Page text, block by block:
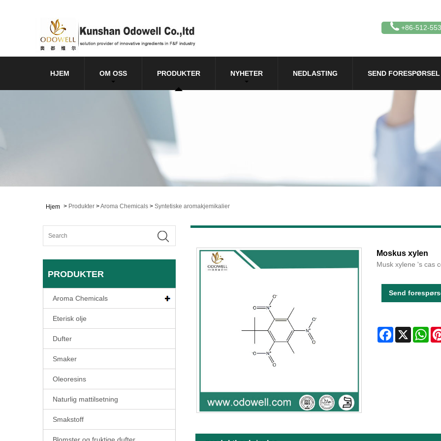
+86-512-
HJEM OM OSS PRODUKTER NYHETER NEDLASTING SEND FORESPØRSEL
Hjem > Produkter >Aroma Chemicals > Syntetiske aromakjemikalier
PRODUKTER
Aroma Chemicals
Eterisk olje
Dufter
Smaker
Oleoresins
Naturlig mattilsetning
Smakstoff
Moskus xylen
Musk xylene 's cas
Send
Facebook
X